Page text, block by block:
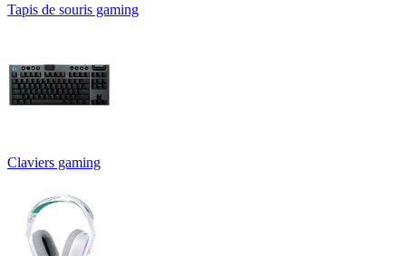
Tapis de souris gaming
Claviers gaming